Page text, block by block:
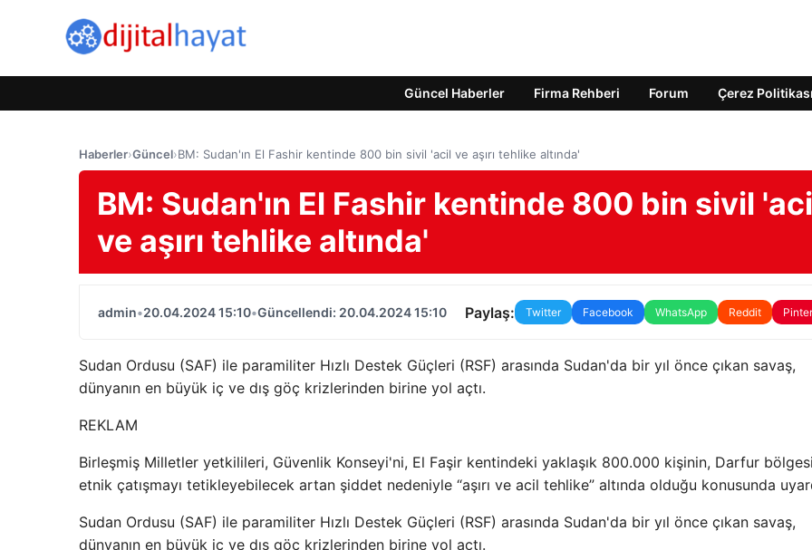
Güncel Haberler Firma Rehberi Forum Çerez Politikası
Haberler›Güncel›BM: Sudan'ın El Fashir kentinde 800 bin sivil 'acil ve aşırı tehlike altında'
BM: Sudan'ın El Fashir kentinde 800 bin sivil
ve aşırı tehlike altında'
admin•20.04.2024 15:10•Güncellendi: 20.04.2024 15:10 Paylaş: Twitter Facebook WhatsApp Reddit
Sudan Ordusu (SAF) ile paramiliter Hızlı Destek Güçleri (RSF) arasında Sudan'da bir yıl önce çıkan savaş,
dünyanın en büyük iç ve dış göç krizlerinden birine yol açtı.
REKLAM
Birleşmiş Milletler yetkilileri, Güvenlik Konseyi'ni, El Faşir kentindeki yaklaşık 800.000 kişinin, Darfur
etnik çatışmayı tetikleyebilecek artan şiddet nedeniyle “aşırı ve acil tehlike” altında olduğu konusunda
Sudan Ordusu (SAF) ile paramiliter Hızlı Destek Güçleri (RSF) arasında Sudan'da bir yıl önce çıkan savaş,
dünyanın en büyük iç ve dış göç krizlerinden birine yol açtı.